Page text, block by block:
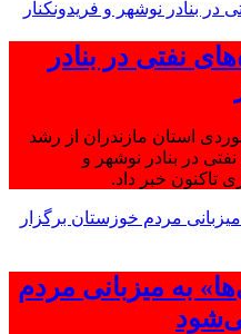
نفتی در بنادر
استان مازندران از رشد
در بنادر نوشهر و
تاکنون خبر داد.
به میزبانی مردم